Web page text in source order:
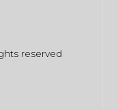
reserved